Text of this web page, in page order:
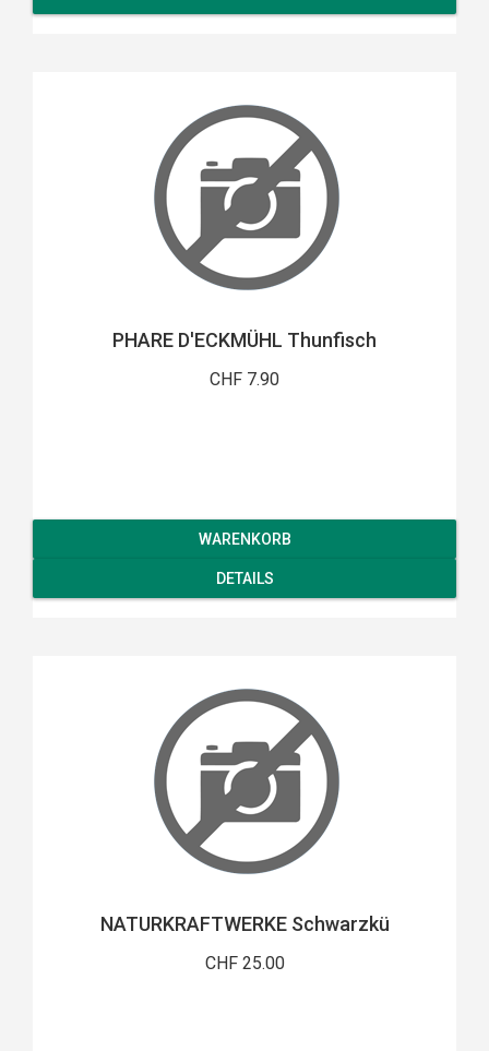
PHARE D'ECKMÜHL Thunfisch
CHF 7.90
WARENKORB
DETAILS
NATURKRAFTWERKE Schwarzkü
CHF 25.00